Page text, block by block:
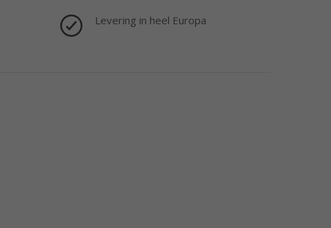
Levering in heel Europa